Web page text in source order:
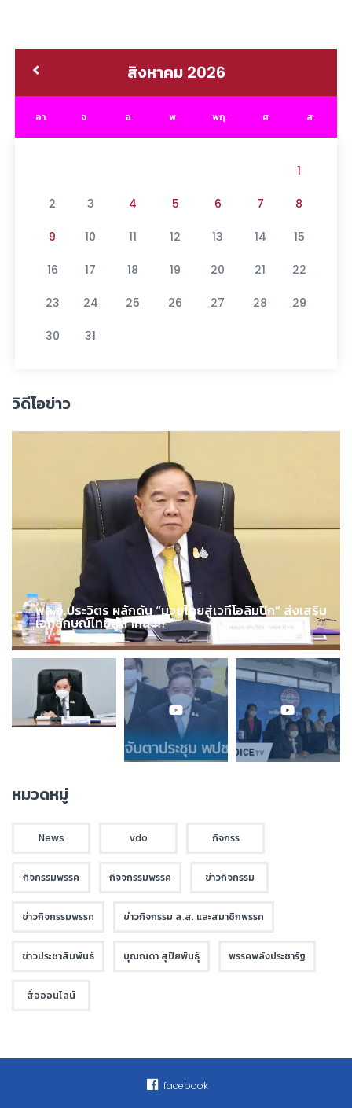
สิงหาคม 2026
อา. จ. อ. พ. พฤ. ศ. ส.
1
2 3 4 5 6 7 8
9 10 11 12 13 14 15
16 17 18 19 20 21 22
23 24 25 26 27 28 29
30 31
วิดีโอข่าว
พล.อ.ประวิตร ผลักดัน “มวยไทยสู่เวทีโอลิมปิก” ส่งเสริม
เอกลักษณ์ไทยสู่สากล !!!
หมวดหมู่
News vdo กิจกรร
กิจกรรมพรรค กิจจกรรมพรรค ข่าวกิจกรรม
ข่าวกิจกรรมพรรค ข่าวกิจกรรม ส.ส. และสมาชิกพรรค
ข่าวประชาสัมพันธ์ บุณณดา สุปิยพันธุ์ พรรคพลังประชารัฐ
สื่อออนไลน์
facebook